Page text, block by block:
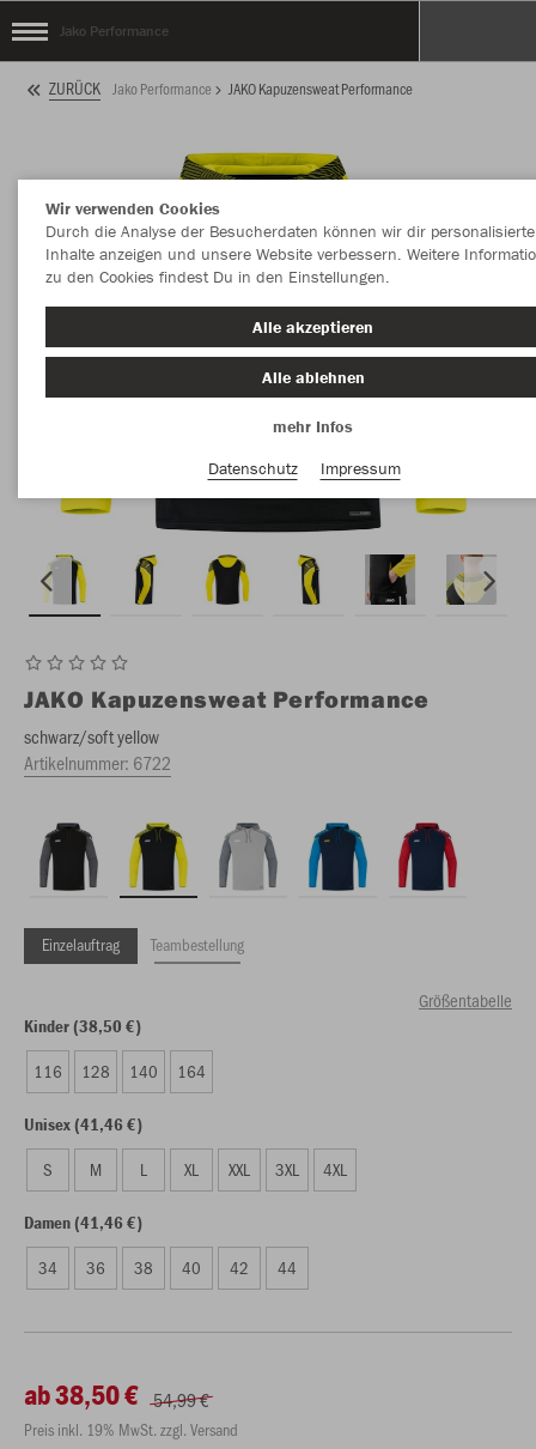
Jako Performance
ZURÜCK Jako Performance JAKO Kapuzensweat Performance
JAKO Kapuzensweat Performance
schwarz/soft yellow
Artikelnummer: 6722
Einzelauftrag Teambestellung
Größentabelle
Kinder (38,50 €)
116 128 140 164
Unisex (41,46 €)
S M L XL XXL 3XL 4XL
Damen (41,46 €)
34 36 38 40 42 44
ab 38,50 € 54,99 €
Preis inkl. 19% MwSt. zzgl. Versand
Wir verwenden Cookies
Durch die Analyse der Besucherdaten können wir dir personalisierte
Inhalte anzeigen und unsere Website verbessern. Weitere
zu den Cookies findest Du in den Einstellungen.
Alle akzeptieren
Alle ablehnen
mehr Infos
Datenschutz
Impressum